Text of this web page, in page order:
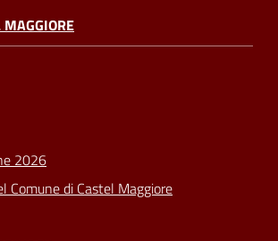
2026
Comune di Castel Maggiore